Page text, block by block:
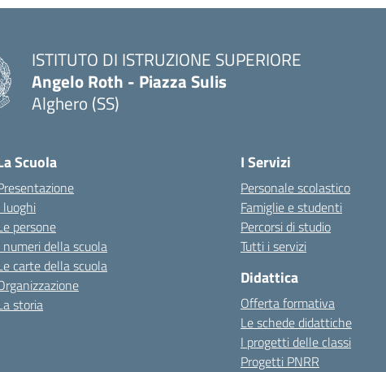
ISTITUTO DI ISTRUZIONE SUPERIORE
Angelo Roth - Piazza Sulis
Alghero (SS)
Scuola
luoghi
persone
numeri della scuola
carte della scuola
storia
I Servizi
Personale scolastico
Famiglie e studenti
Percorsi di studio
Tutti i servizi
Didattica
Offerta formativa
Le schede didattiche
I progetti delle classi
Progetti PNRR